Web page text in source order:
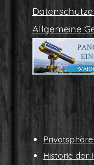
All­ge­mei­ne
His­to­rie der